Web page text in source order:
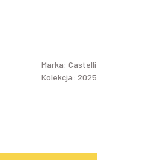
Marka: Castelli
Kolekcja: 2025